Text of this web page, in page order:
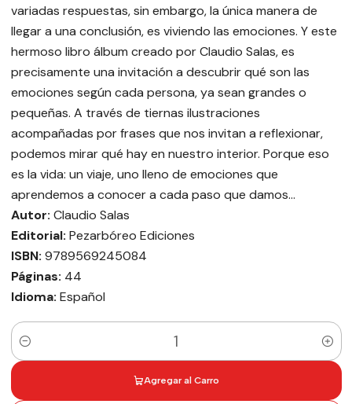
variadas respuestas, sin embargo, la única manera de
llegar a una conclusión, es viviendo las emociones. Y este
hermoso libro álbum creado por Claudio Salas, es
precisamente una invitación a descubrir qué son las
emociones según cada persona, ya sean grandes o
pequeñas. A través de tiernas ilustraciones
acompañadas por frases que nos invitan a reflexionar,
podemos mirar qué hay en nuestro interior. Porque eso
es la vida: un viaje, uno lleno de emociones que
aprendemos a conocer a cada paso que damos...
Autor: Claudio Salas
Editorial: Pezarbóreo Ediciones
ISBN: 9789569245084
Páginas: 44
Idioma: Español
Cantidad
Agregar al Carro